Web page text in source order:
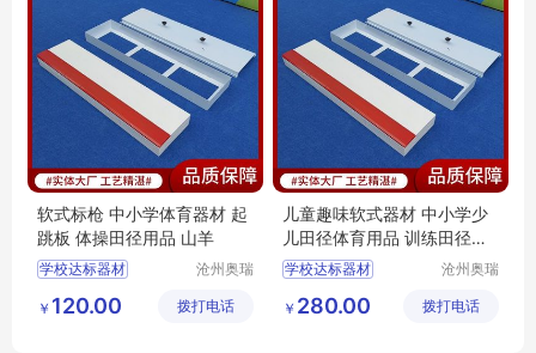
软式标枪 中小学体育器材 起
跳板 体操田径用品 山羊
学校达标器材
体操用品
沧州奥瑞
制造有限
￥ 120.00 拨打电话
儿童趣味软式器材 中小学少
儿田径体育用品 训练田径用
品
学校达标器材
体操用品
沧州奥瑞
制造有限
￥ 280.00 拨打电话